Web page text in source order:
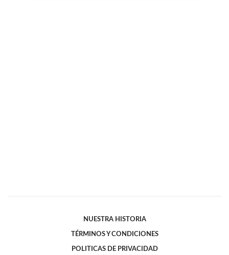
NUESTRA HISTORIA
TÉRMINOS Y CONDICIONES
POLITICAS DE PRIVACIDAD